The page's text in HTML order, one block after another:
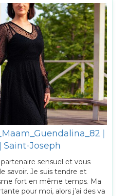
|
Saint-Joseph
sensuel et vous
savoir. Je suis tendre et
fort en même temps. Ma
pour moi, alors j’ai des va